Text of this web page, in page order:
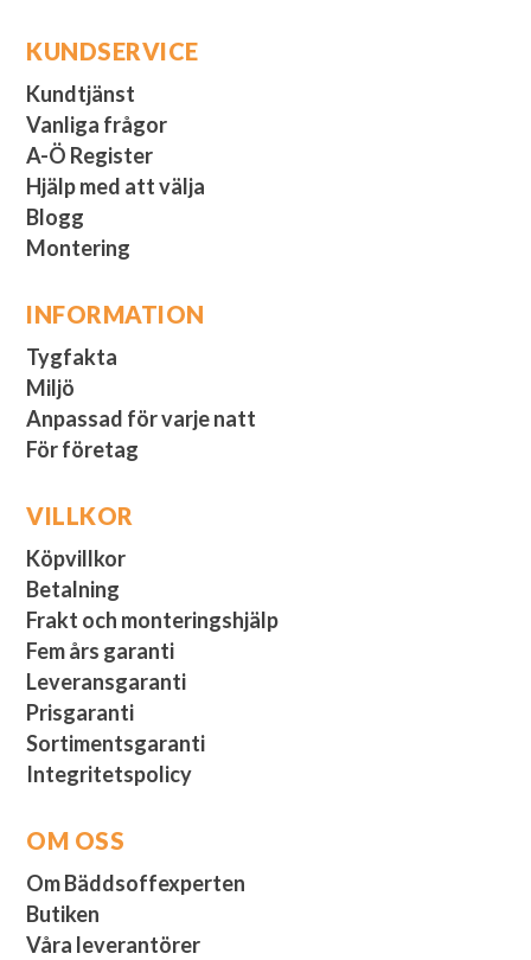
KUNDSERVICE
Kundtjänst
Vanliga frågor
A-Ö Register
Hjälp med att välja
Blogg
Montering
INFORMATION
Tygfakta
Miljö
Anpassad för varje natt
För företag
VILLKOR
Köpvillkor
Betalning
Frakt och monteringshjälp
Fem års garanti
Leveransgaranti
Prisgaranti
Sortimentsgaranti
Integritetspolicy
OM OSS
Om Bäddsoffexperten
Butiken
Våra leverantörer